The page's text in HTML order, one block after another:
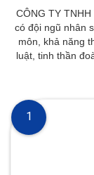
CÔNG TY
có đội ngũ nhân
môn, khả năng
luật, tinh thần
1